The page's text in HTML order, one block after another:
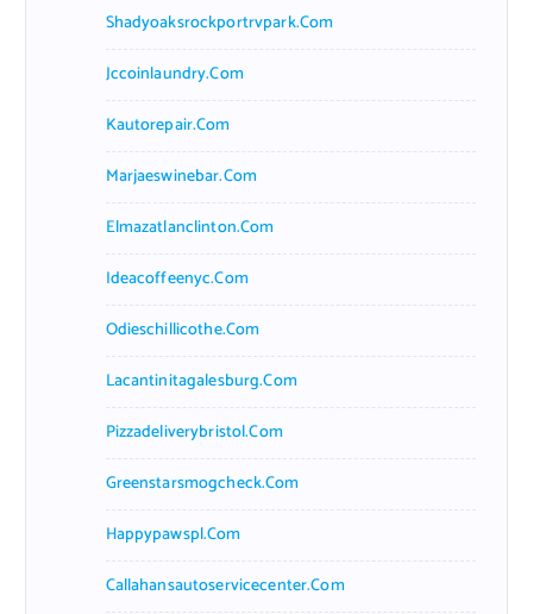
Shadyoaksrockportrvpark.com
Jccoinlaundry.com
Kautorepair.com
Marjaeswinebar.com
Elmazatlanclinton.com
Ideacoffeenyc.com
Odieschillicothe.com
Lacantinitagalesburg.com
Pizzadeliverybristol.com
Greenstarsmogcheck.com
Happypawspl.com
Callahansautoservicecenter.com